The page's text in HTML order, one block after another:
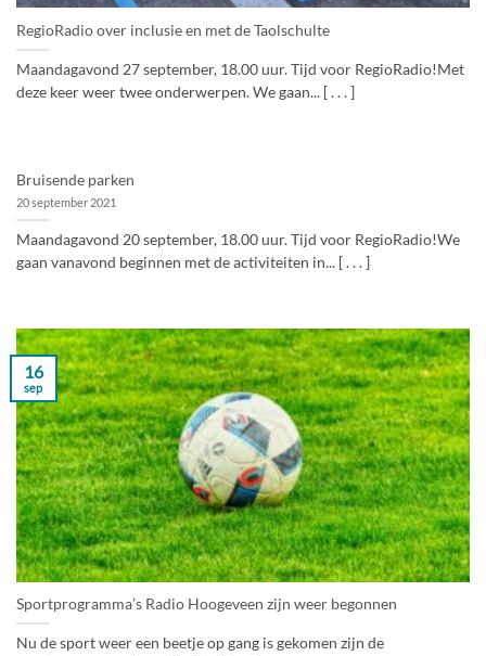
RegioRadio over inclusie en met de Taolschulte
Maandagavond 27 september, 18.00 uur. Tijd voor RegioRadio!Met
deze keer weer twee onderwerpen. We gaan... [ . . . ]
Bruisende parken
20 september 2021
Maandagavond 20 september, 18.00 uur. Tijd voor RegioRadio!We
gaan vanavond beginnen met de activiteiten in... [ . . . ]
Sportprogramma’s Radio Hoogeveen zijn weer begonnen
Nu de sport weer een beetje op gang is gekomen zijn de
16
sep